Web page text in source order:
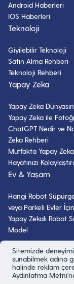
Android Haberleri
IOS Haberleri
Teknoloji
Giyilebilir Teknoloji
Satın Alma Rehberi
Teknoloji Rehberi
Yapay Zeka
Yapay Zeka
Yapay Zeka ile
ChatGPT Nedir ve
Zeka Rehberi
Mutfakta Yapay
Hayatınızı
Ev & Yaşam
Hangi Robot
veya Parkeli Evler
Yapay Zekalı Robot
Model
Bizi Takip Edin